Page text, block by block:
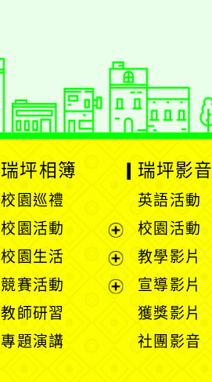
瑞坪相簿
校園巡禮
校園活動
展
開
選
校園生活
展
開
競賽活動
教師研習
專題演講
瑞坪影音
英語活動
校園活動
教學影片
宣導影片
獲獎影片
社團影音